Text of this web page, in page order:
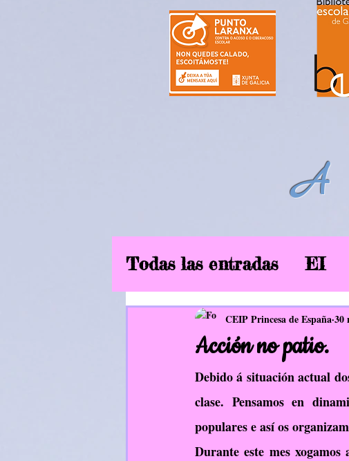
A
Todas las entradas EI
6ºEP Curso2019/2020
Música EF Inglés
Aliméntate ben
Acción no patio.
CEIP Princesa de España30
Debido á situación actual
clase. Pensamos en
populares e así os
Durante este mes